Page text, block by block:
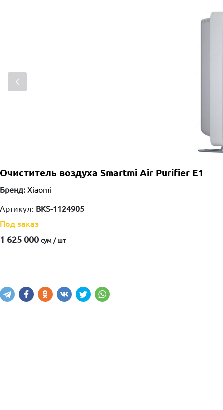
Очиститель воздуха Smartmi Air Purifier E1
Бренд: Xiaomi
Артикул: BKS-1124905
Под заказ
1 625 000 сум / шт